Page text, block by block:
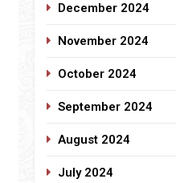
December 2024
November 2024
October 2024
September 2024
August 2024
July 2024